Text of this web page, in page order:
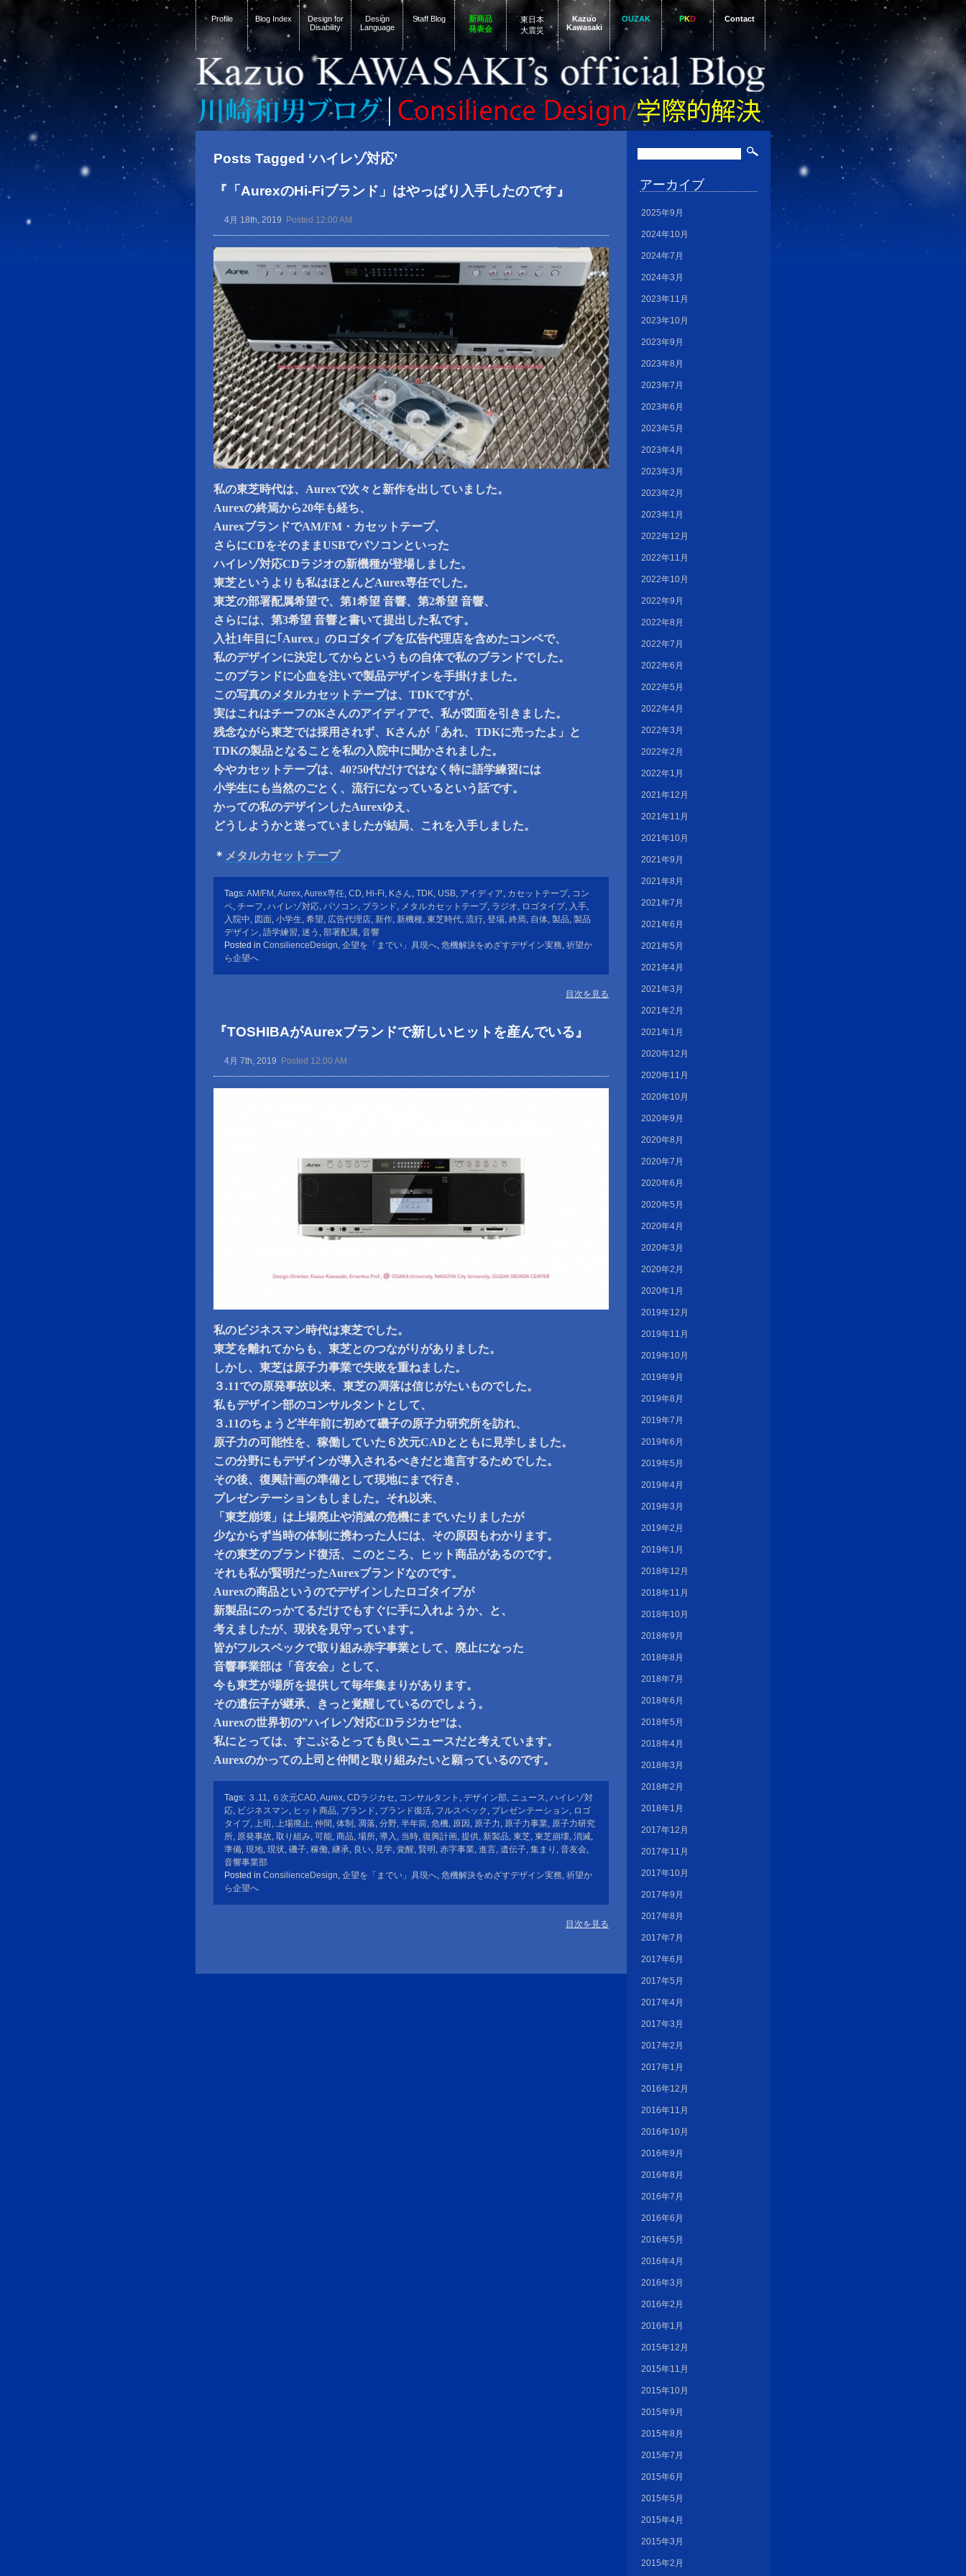
Profile Blog Index
Design for
Disability
Design
Language
Staff Blog
新商品
発表会
東日本
大震災
Kazuo
Kawasaki
OUZAK PKD Contact
Posts Tagged ‘ハイレゾ対応’
『「AurexのHi-Fiブランド」はやっぱり入手したのです』
4月 18th, 2019 Posted 12:00 AM
私の東芝時代は、Aurexで次々と新作を出していました。
Aurexの終焉から20年も経ち、
AurexブランドでAM/FM・カセットテープ、
さらにCDをそのままUSBでパソコンといった
ハイレゾ対応CDラジオの新機種が登場しました。
東芝というよりも私はほとんどAurex専任でした。
東芝の部署配属希望で、第1希望 音響、第2希望 音響、
さらには、第3希望 音響と書いて提出した私です。
入社1年目に｢Aurex」のロゴタイプを広告代理店を含めたコンペで、
私のデザインに決定してからというもの自体で私のブランドでした。
このブランドに心血を注いで製品デザインを手掛けました。
この写真のメタルカセットテープは、TDKですが、
実はこれはチーフのKさんのアイディアで、私が図面を引きました。
残念ながら東芝では採用されず、Kさんが「あれ、TDKに売ったよ」と
TDKの製品となることを私の入院中に聞かされました。
今やカセットテープは、40?50代だけではなく特に語学練習には
小学生にも当然のごとく、流行になっているという話です。
かっての私のデザインしたAurexゆえ、
どうしようかと迷っていましたが結局、これを入手しました。
＊ メタルカセットテープ
Tags:AM/FM ,Aurex,Aurex専任, CD, Hi-Fi, Kさん, TDK, USB, アイディア, カセットテープ, コン
ペ, チーフ, ハイレゾ対応, パソコン, ブランド, メタルカセットテープ, ラジオ, ロゴタイプ, 入手,
入院中, 図面, 小学生, 希望, 広告代理店, 新作, 新機種, 東芝時代, 流行, 登場, 終焉, 自体, 製品, 製品
デザイン, 語学練習, 迷う , 部署配属, 音響
Posted in ConsilienceDesign, 企望を「までい」具現へ, 危機解決をめざすデザイン実務, 祈望か
ら企望へ
目次を見る
『TOSHIBAがAurexブランドで新しいヒットを産んでいる』
4月 7th, 2019 Posted 12:00 AM
私のビジネスマン時代は東芝でした。
東芝を離れてからも、東芝とのつながりがありました。
しかし、東芝は原子力事業で失敗を重ねました。
３.11での原発事故以来、東芝の凋落は信じがたいものでした。
私もデザイン部のコンサルタントとして、
３.11のちょうど半年前に初めて磯子の原子力研究所を訪れ、
原子力の可能性を、稼働していた６次元CADとともに見学しました。
この分野にもデザインが導入されるべきだと進言するためでした。
その後、復興計画の準備として現地にまで行き、
プレゼンテーションもしました。それ以来、
「東芝崩壊」は上場廃止や消滅の危機にまでいたりましたが
少なからず当時の体制に携わった人には、その原因もわかります。
その東芝のブランド復活、このところ、ヒット商品があるのです。
それも私が賢明だったAurexブランドなのです。
Aurexの商品というのでデザインしたロゴタイプが
新製品にのっかてるだけでもすぐに手に入れようか、と、
考えましたが、現状を見守っています。
皆がフルスペックで取り組み赤字事業として、廃止になった
音響事業部は「音友会」として、
今も東芝が場所を提供して毎年集まりがあります。
その遺伝子が継承、きっと覚醒しているのでしょう。
Aurexの世界初の”ハイレゾ対応CDラジカセ”は、
私にとっては、すこぶるとっても良いニュースだと考えています。
Aurexのかっての上司と仲間と取り組みたいと願っているのです。
Tags: ３.11, ６次元CAD,Aurex, CDラジカセ, コンサルタント , デザイン部, ニュース, ハイレゾ対
応, ビジネスマン, ヒット商品, ブランド, ブランド復活, フルスペック , プレゼンテーション, ロゴ
タイプ, 上司 , 上場廃止, 仲間 , 体制 , 凋落, 分野, 半年前, 危機, 原因 , 原子力, 原子力事業, 原子力研究
所, 原発事故, 取り組み, 可能, 商品, 場所, 導入 , 当時, 復興計画, 提供, 新製品, 東芝, 東芝崩壊, 消滅,
準備, 現地, 現状, 磯子, 稼働, 継承, 良い, 見学, 覚醒, 賢明 , 赤字事業, 進言, 遺伝子, 集まり , 音友会,
音響事業部
Posted in ConsilienceDesign, 企望を「までい」具現へ, 危機解決をめざすデザイン実務, 祈望か
ら企望へ
目次を見る
アーカイブ
2025年9月
2024年10月
2024年7月
2024年3月
2023年11月
2023年10月
2023年9月
2023年8月
2023年7月
2023年6月
2023年5月
2023年4月
2023年3月
2023年2月
2023年1月
2022年12月
2022年11月
2022年10月
2022年9月
2022年8月
2022年7月
2022年6月
2022年5月
2022年4月
2022年3月
2022年2月
2022年1月
2021年12月
2021年11月
2021年10月
2021年9月
2021年8月
2021年7月
2021年6月
2021年5月
2021年4月
2021年3月
2021年2月
2021年1月
2020年12月
2020年11月
2020年10月
2020年9月
2020年8月
2020年7月
2020年6月
2020年5月
2020年4月
2020年3月
2020年2月
2020年1月
2019年12月
2019年11月
2019年10月
2019年9月
2019年8月
2019年7月
2019年6月
2019年5月
2019年4月
2019年3月
2019年2月
2019年1月
2018年12月
2018年11月
2018年10月
2018年9月
2018年8月
2018年7月
2018年6月
2018年5月
2018年4月
2018年3月
2018年2月
2018年1月
2017年12月
2017年11月
2017年10月
2017年9月
2017年8月
2017年7月
2017年6月
2017年5月
2017年4月
2017年3月
2017年2月
2017年1月
2016年12月
2016年11月
2016年10月
2016年9月
2016年8月
2016年7月
2016年6月
2016年5月
2016年4月
2016年3月
2016年2月
2016年1月
2015年12月
2015年11月
2015年10月
2015年9月
2015年8月
2015年7月
2015年6月
2015年5月
2015年4月
2015年3月
2015年2月